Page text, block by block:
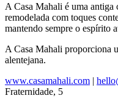
A Casa Mahali é uma antiga
remodelada com toques
mantendo sempre o espírito
A Casa Mahali proporciona
alentejana.
www.casamahali.com |
Fraternidade, 5